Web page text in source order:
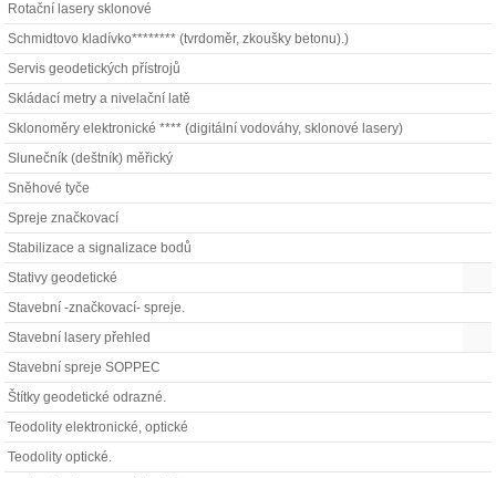
Rotační lasery sklonové
Schmidtovo kladívko******** (tvrdoměr, zkoušky betonu).)
Servis geodetických přístrojů
Skládací metry a nivelační latě
Sklonoměry elektronické **** (digitální vodováhy, sklonové lasery)
Slunečník (deštník) měřický
Sněhové tyče
Spreje značkovací
Stabilizace a signalizace bodů
Stativy geodetické
Stavební -značkovací- spreje.
Stavební lasery přehled
Stavební spreje SOPPEC
Štítky geodetické odrazné.
Teodolity elektronické, optické
Teodolity optické.